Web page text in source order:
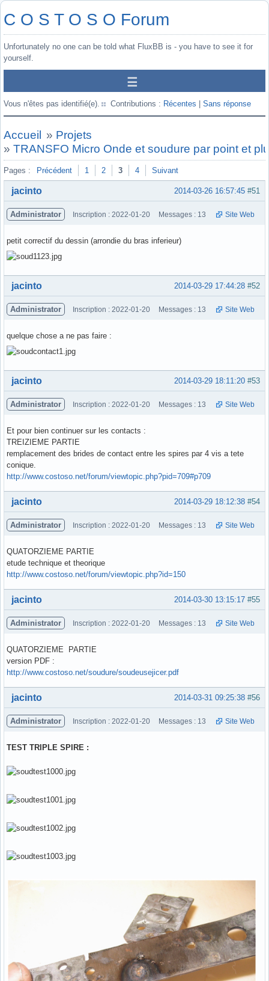
C O S T O S O Forum
Unfortunately no one can be told what FluxBB is - you have to see it for
yourself.
Vous n'êtes pas identifié(e). Contributions : Récentes Sans réponse
Accueil » Projets
» TRANSFO Micro Onde et soudure par point et
Pages : Précédent 1 2 3 4 Suivant
#51
2014-03-26 16:57:45
jacinto
Administrator Inscription : 2022-01-20 Messages : 13 Site Web
petit correctif du dessin (arrondie du bras inferieur)
Hors ligne #52
2014-03-29 17:44:28
jacinto
Administrator Inscription : 2022-01-20 Messages : 13 Site Web
quelque chose a ne pas faire :
Hors ligne #53
2014-03-29 18:11:20
jacinto
Administrator Inscription : 2022-01-20 Messages : 13 Site Web
Et pour bien continuer sur les contacts :
TREIZIEME PARTIE
remplacement des brides de contact entre les spires par 4 vis a tete
conique.
http://www.costoso.net/forum/viewtopic.php?pid=709#p709
Hors ligne #54
2014-03-29 18:12:38
jacinto
Administrator Inscription : 2022-01-20 Messages : 13 Site Web
QUATORZIEME PARTIE
etude technique et theorique
http://www.costoso.net/forum/viewtopic.php?id=150
Hors ligne #55
2014-03-30 13:15:17
jacinto
Administrator Inscription : 2022-01-20 Messages : 13 Site Web
QUATORZIEME PARTIE
version PDF :
http://www.costoso.net/soudure/soudeusejicer.pdf
Hors ligne #56
2014-03-31 09:25:38
jacinto
Administrator Inscription : 2022-01-20 Messages : 13 Site Web
TEST TRIPLE SPIRE :